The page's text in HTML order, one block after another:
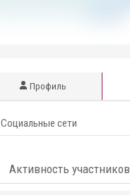
Профиль
Социальные сети
Активность участников